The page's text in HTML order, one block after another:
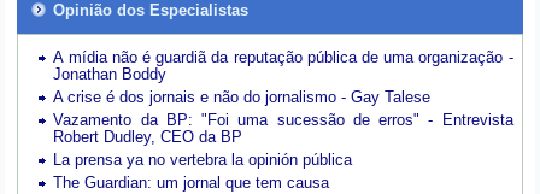
Opinião dos Especialistas
A mídia não é guardiã da reputação pública de uma organização -
Jonathan Boddy
A crise é dos jornais e não do jornalismo - Gay Talese
Vazamento da BP: "Foi uma sucessão de erros" - Entrevista
Robert Dudley, CEO da BP
La prensa ya no vertebra la opinión pública
The Guardian: um jornal que tem causa